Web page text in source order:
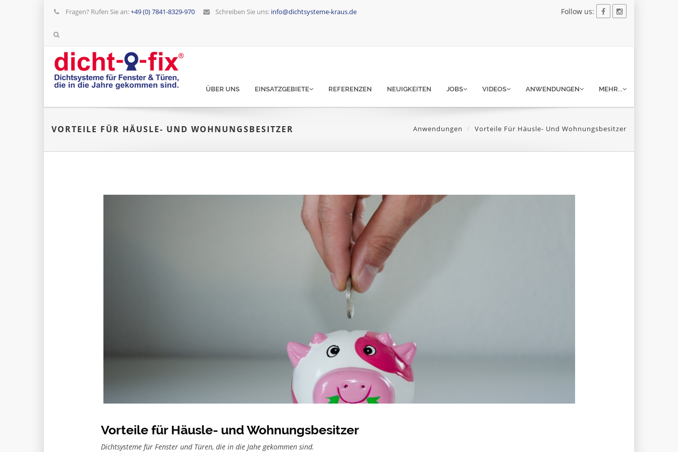
Fragen? Rufen Sie an:+49 (0) 7841-8329-970 Schreiben Sie uns: info@dichtsysteme-kraus.de Follow us:
ÜBER UNS EINSATZGEBIETE REFERENZEN NEUIGKEITEN JOBS VIDEOS ANWENDUNGEN MEHR...
VORTEILE FÜR HÄUSLE- UND WOHNUNGSBESITZER Anwendungen Vorteile Für Häusle- Und Wohnungsbesitzer
Vorteile für Häusle- und Wohnungsbesitzer
Dichtsysteme für Fenster und Türen, die in die Jahe gekommen sind.